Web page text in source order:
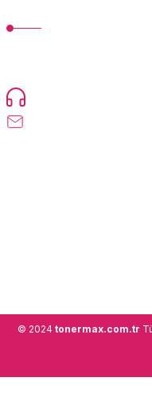
© 2024 tonermax.com.tr